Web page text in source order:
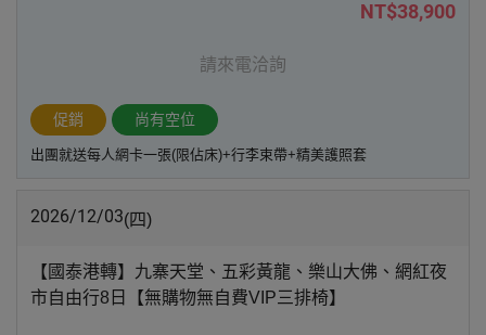
NT$38,900
請來電洽詢
促銷 尚有空位
出團就送每人網卡一張(限佔床)+行李束帶+精美護照套
2026/12/03(四)
【國泰港轉】九寨天堂、五彩黃龍、樂山大佛、網紅夜
市自由行8日【無購物無自費VIP三排椅】